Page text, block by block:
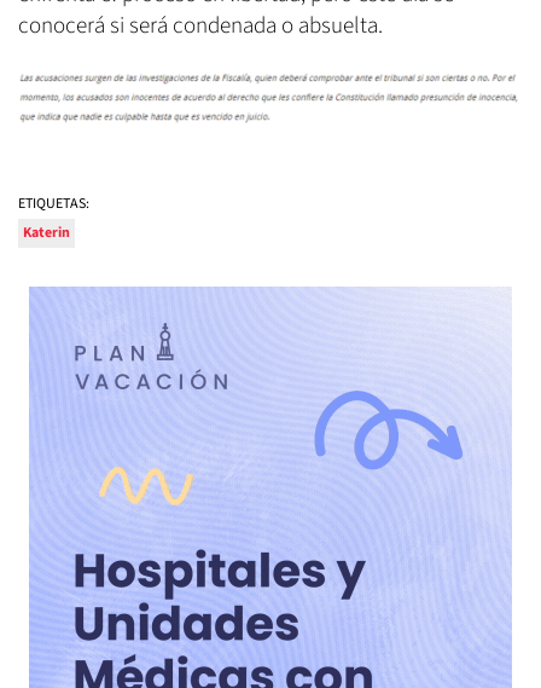
conocerá si será condenada o absuelta.
ETIQUETAS:
Katerin